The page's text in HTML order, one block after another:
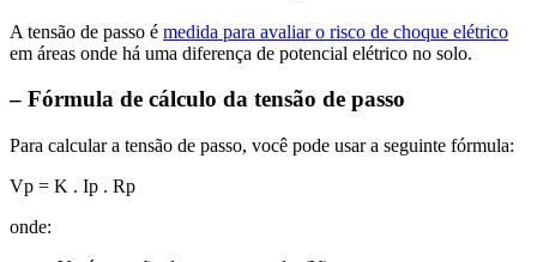
A tensão de passo é medida para avaliar o risco de choque elétrico
em áreas onde há uma diferença de potencial elétrico no solo.
– Fórmula de cálculo da tensão de passo
Para calcular a tensão de passo, você pode usar a seguinte fórmula:
Vp = K . Ip . Rp
​onde: